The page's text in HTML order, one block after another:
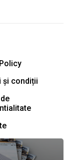
și condiții